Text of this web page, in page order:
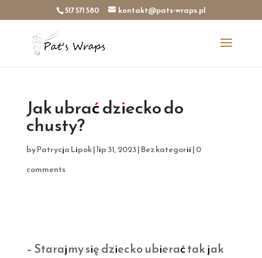
517 571 580 kontakt@pats-wraps.pl
Jak ubrać dziecko do
chusty?
byPatrycja Lipok|lip 31, 2023|Bez kategorii|0
comments
– Starajmy się dziecko ubierać tak jak